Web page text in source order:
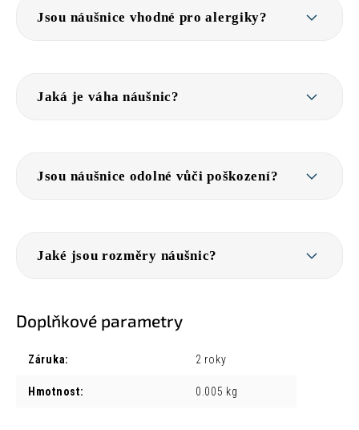
Jsou náušnice vhodné pro alergiky?
Jaká je váha náušnic?
Jsou náušnice odolné vůči poškození?
Jaké jsou rozměry náušnic?
Doplňkové parametry
Záruka: 2 roky
Hmotnost: 0.005 kg